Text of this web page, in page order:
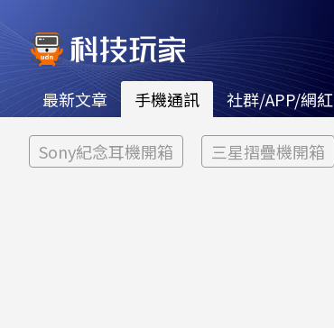
最新文章 手機通訊 社群/APP/網紅
Sony紀念耳機開箱 三星摺疊機開箱